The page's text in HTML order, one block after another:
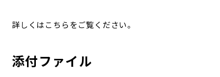
詳しくはこちらをご覧ください。
添付ファイル